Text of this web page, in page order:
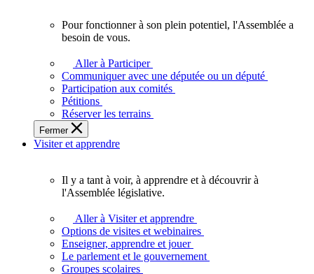
plein
potentiel,
l'Assemblée
a
besoin
de
Pour fonctionner à son plein potentiel, l'Assemblée a
besoin de vous.
Aller à Participer
Communiquer avec une députée ou un député
Participation aux comités
Pétitions
Réserver les terrains
Fermer
Visiter et apprendre
voir,
Il y a tant à voir, à apprendre et à découvrir à
l'Assemblée législative.
Aller à Visiter et apprendre
Options de visites et webinaires
Enseigner, apprendre et jouer
Le parlement et le gouvernement
Groupes scolaires